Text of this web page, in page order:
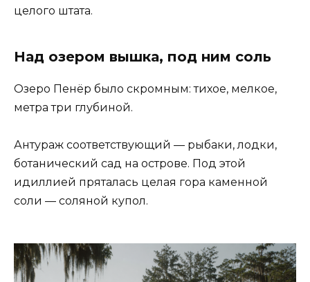
целого штата.
Над озером вышка, под ним соль
Озеро Пенёр было скромным: тихое, мелкое,
метра три глубиной.
Антураж соответствующий — рыбаки, лодки,
ботанический сад на острове. Под этой
идиллией пряталась целая гора каменной
соли — соляной купол.